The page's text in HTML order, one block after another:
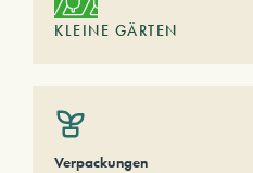
KLEINE GÄRTEN
Verpackungen